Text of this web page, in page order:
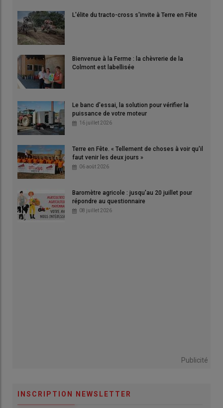
L'élite du tracto-cross s'invite à Terre en Fête
Bienvenue à la Ferme : la chèvrerie de la
Colmont est labellisée
Le banc d'essai, la solution pour vérifier la
puissance de votre moteur
16 juillet 2026
Terre en Fête. « Tellement de choses à voir qu'il
faut venir les deux jours »
06 août 2026
Baromètre agricole : jusqu'au 20 juillet pour
répondre au questionnaire
08 juillet 2026
Publicité
INSCRIPTION NEWSLETTER